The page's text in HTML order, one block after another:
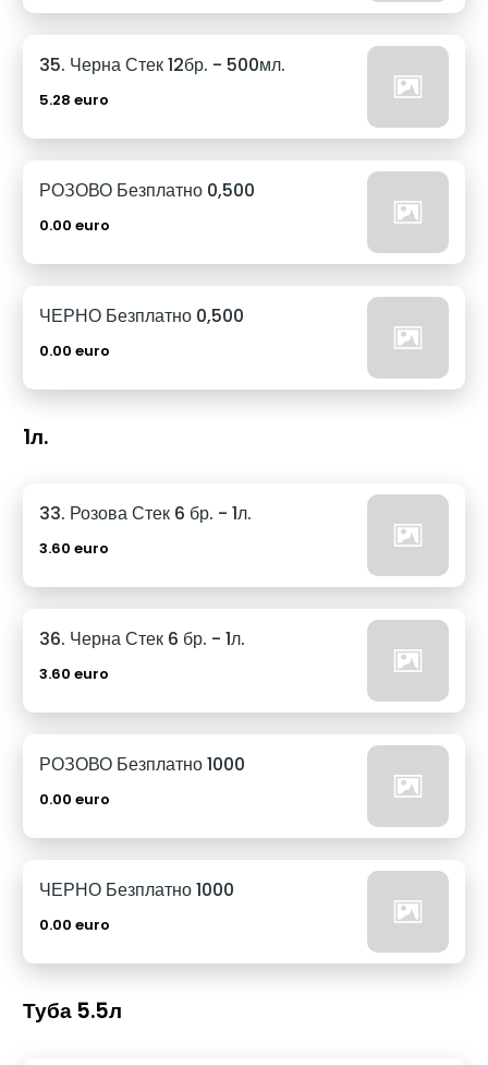
35. Черна Стек 12бр. - 500мл.
5.28 euro
РОЗОВО Безплатно 0,500
0.00 euro
ЧЕРНО Безплатно 0,500
0.00 euro
1л.
33. Розова Стек 6 бр. - 1л.
3.60 euro
36. Черна Стек 6 бр. - 1л.
3.60 euro
РОЗОВО Безплатно 1000
0.00 euro
ЧЕРНО Безплатно 1000
0.00 euro
Туба 5.5л